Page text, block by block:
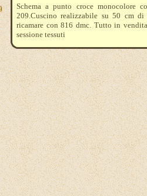
Schema a punto croce monocolore
209.Cuscino realizzabile su 50 cm
ricamare con 816 dmc. Tutto in
sessione tessuti